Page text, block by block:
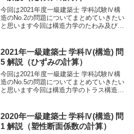
今回は2021年度一級建築士 学科試験Ⅳ構
造のNo.2の問題についてまとめていきたい
と思います今回は構造力学のたわみ及び力
の記事では初学者でも理解できるようにわ
かり...
2021年一級建築士 学科Ⅳ(構造) 問
5 解説（ひずみの計算）
今回は2021年度一級建築士 学科試験Ⅳ構
造のNo.5の問題についてまとめていきたい
と思います今回は構造力学のトラス構造・
記事では初学者でも理解できるようにわか
りや...
2020年一級建築士 学科Ⅳ(構造) 問
1 解説（塑性断面係数の計算）